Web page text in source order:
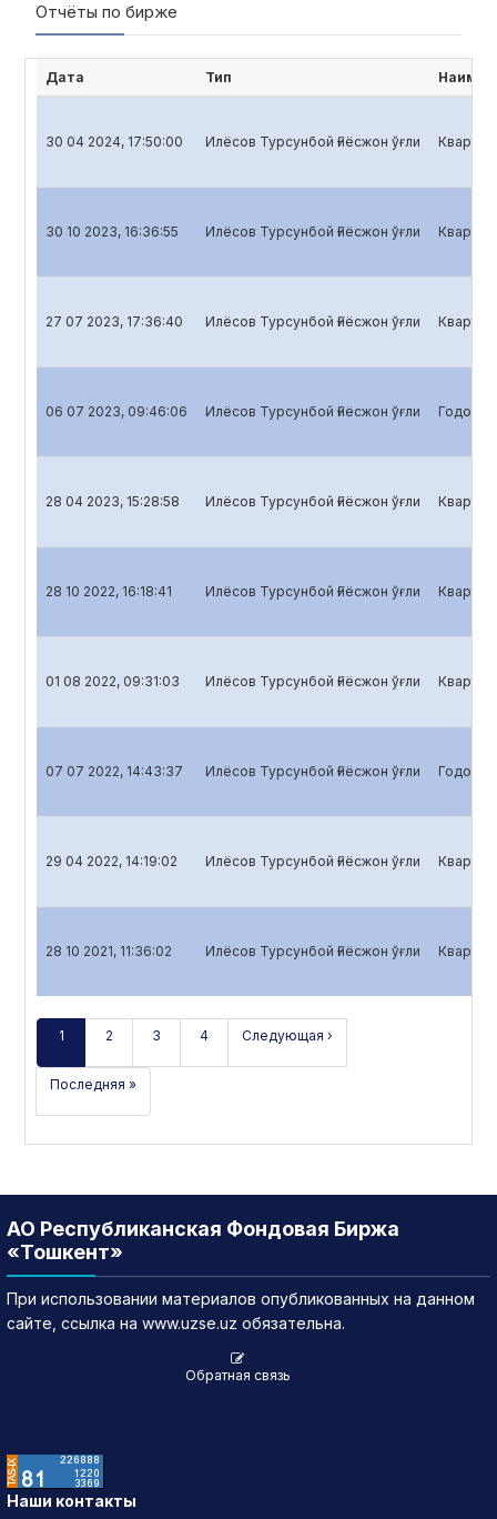
Отчёты по бирже
Дата Тип
30 04 2024, 17:50:00 Илёсов Турсунбой Ғиёсжон ўғли
30 10 2023, 16:36:55 Илёсов Турсунбой Ғиёсжон ўғли
27 07 2023, 17:36:40 Илёсов Турсунбой Ғиёсжон ўғли
06 07 2023, 09:46:06 Илёсов Турсунбой Ғиёсжон ўғли
28 04 2023, 15:28:58 Илёсов Турсунбой Ғиёсжон ўғли
28 10 2022, 16:18:41 Илёсов Турсунбой Ғиёсжон ўғли
01 08 2022, 09:31:03 Илёсов Турсунбой Ғиёсжон ўғли
07 07 2022, 14:43:37 Илёсов Турсунбой Ғиёсжон ўғли
29 04 2022, 14:19:02 Илёсов Турсунбой Ғиёсжон ўғли
28 10 2021, 11:36:02 Илёсов Турсунбой Ғиёсжон ўғли
1 2 3 4 Следующая ›
Последняя »
АО Республиканская Фондовая Биржа
«Тошкент»
При использовании материалов опубликованных на данном
сайте, ссылка на www.uzse.uz обязательна.
Обратная связь
Наши контакты